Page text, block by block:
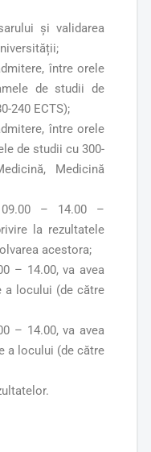
și validarea
între orele
de studii de
240 ECTS);
între orele
de studii cu 300-
Medicină
– 14.00 –
la rezultatele
acestora;
– 14.00, va avea
a locului (de către
– 14.00, va avea
a locului (de către